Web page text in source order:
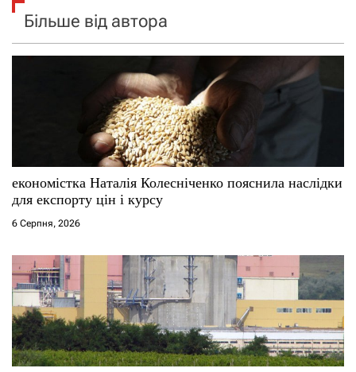
Більше від автора
економістка Наталія Колесніченко пояснила наслідки
для експорту цін і курсу
6 Серпня, 2026